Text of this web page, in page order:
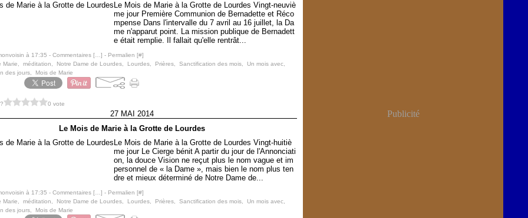
Le Mois de Marie à la Grotte de Lourdes Vingt-neuviè
me jour Première Communion de Bernadette et Réco
mpense Dans l'intervalle du 7 avril au 16 juillet, la Da
me n'apparut point. La mission publique de Bernadett
e était remplie. Il fallait qu'elle rentrât...
à 17:35 - Commentaires [ ] - Permalien [#]
Marie méditation Notre Dame de Lourdes Lourdes Prières Sanctification des mois Un mois avec
des jours
Mois de Marie
0 vote
27 MAI 2014
Le Mois de Marie à la Grotte de Lourdes
Le Mois de Marie à la Grotte de Lourdes Vingt-huitiè
me jour Le Cierge bénit A partir du jour de l'Annonciati
on, la douce Vision ne reçut plus le nom vague et im
personnel de « la Dame », mais bien le nom plus ten
dre et mieux déterminé de Notre Dame de...
à 17:35 - Commentaires [ ] - Permalien [#]
Marie méditation Notre Dame de Lourdes Lourdes Prières Sanctification des mois Un mois avec
des jours
Mois de Marie
Publicité